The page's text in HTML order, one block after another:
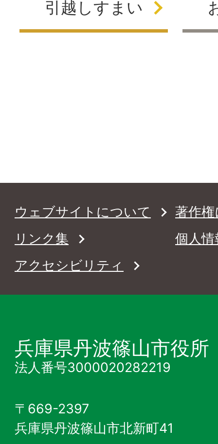
引越しすまい
ウェブサイトについて
著作
リンク集
個人
アクセシビリティ
兵庫県丹波篠山市役所
法人番号3000020282219
〒669-2397
兵庫県丹波篠山市北新町41